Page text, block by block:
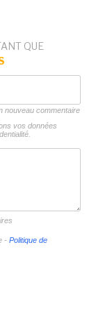
QUE
nouveau commentaire
vos données
- Politique de